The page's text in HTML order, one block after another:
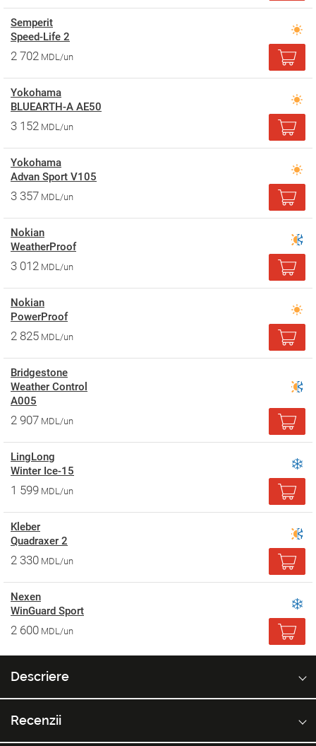
Semperit
Speed-Life 2
2 702 MDL/un
Yokohama
BLUEARTH-A AE50
3 152 MDL/un
Yokohama
Advan Sport V105
3 357 MDL/un
Nokian
WeatherProof
3 012 MDL/un
Nokian
PowerProof
2 825 MDL/un
Bridgestone
Weather Control
A005
2 907 MDL/un
LingLong
Winter Ice-15
1 599 MDL/un
Kleber
Quadraxer 2
2 330 MDL/un
Nexen
WinGuard Sport
2 600 MDL/un
Descriere
Recenzii